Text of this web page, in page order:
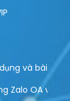
và bài toán
Zalo OA vào